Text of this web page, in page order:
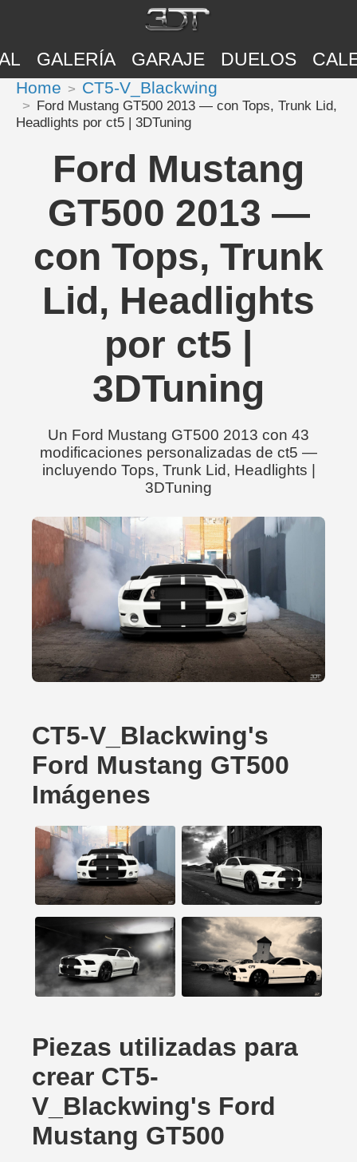
GALERÍA GARAJE DUELOS
Home CT5-V_Blackwing
Ford Mustang GT500 2013 — con Tops, Trunk Lid,
Headlights por ct5 | 3DTuning
Ford Mustang
GT500 2013 —
con Tops, Trunk
Lid, Headlights
por ct5 |
3DTuning
Un Ford Mustang GT500 2013 con 43
modificaciones personalizadas de ct5 —
incluyendo Tops, Trunk Lid, Headlights |
3DTuning
CT5-V_Blackwing's
Ford Mustang GT500
Imágenes
Piezas utilizadas para
crear CT5-
V_Blackwing's Ford
Mustang GT500